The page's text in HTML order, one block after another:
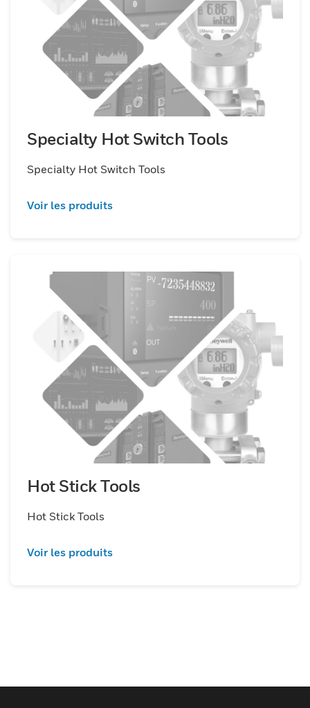
Specialty Hot Switch Tools
Specialty Hot Switch Tools
Voir les produits
Hot Stick Tools
Hot Stick Tools
Voir les produits